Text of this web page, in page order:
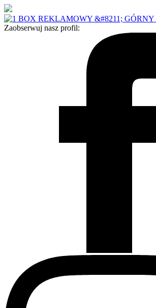
Zaobserwuj nasz profil: